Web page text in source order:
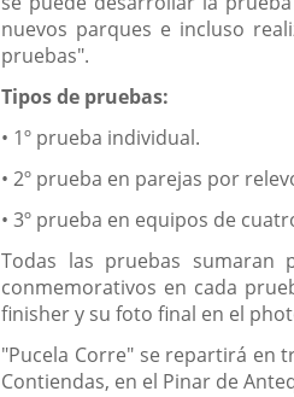
nuevos parques e incluso
pruebas".
Tipos de pruebas:
• 1º prueba individual.
• 2º prueba en parejas por
• 3º prueba en equipos de
Todas las pruebas sumaran
conmemorativos en cada
finisher y su foto final en el
"Pucela Corre" se repartirá en
Contiendas, en el Pinar de